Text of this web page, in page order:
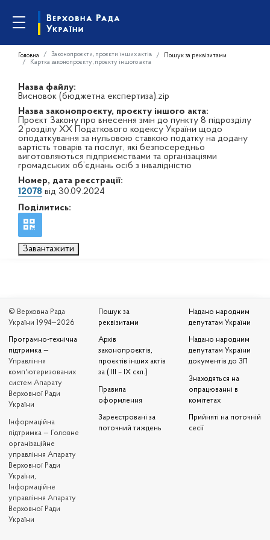
Головна Законопроєкти, проєкти інших актів
Пошук за реквізитами
Картка законопроєкту, проєкту іншого акта
Назва файлу:
Висновок (бюджетна експертиза).zip
Назва законопроєкту, проєкту іншого акта:
Проєкт Закону про внесення змін до пункту 8 підрозділу
2 розділу XX Податкового кодексу України щодо
оподаткування за нульовою ставкою податку на додану
вартість товарів та послуг, які безпосередньо
виготовляються підприємствами та організаціями
громадських об’єднань осіб з інвалідністю
Номер, дата реєстрації:
12078 від 30.09.2024
Поділитись:
Завантажити
© Верховна Рада
України 1994—2026
Програмно-технічна
підтримка —
Управління
комп'ютеризованих
систем Апарату
Верховної Ради
України
Iнформаційна
підтримка — Головне
організаційне
управління Апарату
Верховної Ради
України,
Інформаційне
управління Апарату
Верховної Ради
України
Пошук за
реквізитами
Архів
законопроєктів,
проєктів інших актів
за ( III – IX скл.)
Правила
оформлення
Зареєстровані за
поточний тиждень
Надано народним
депутатам України
Надано народним
депутатам України
документів до ЗП
Знаходяться на
опрацюванні в
комітетах
Прийняті на поточній
сесії